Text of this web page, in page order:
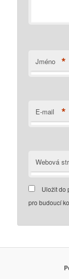
Jméno *
E-mail *
Webová
Uložit do
pro budoucí